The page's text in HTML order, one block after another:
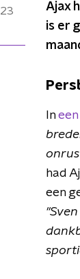
Ajax
is er
In
had
een